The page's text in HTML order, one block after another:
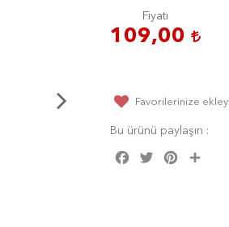
Fiyatı
109,00
Favorilerinize
Bu ürünü paylaşın :
Facebook
Twitter Pinterest